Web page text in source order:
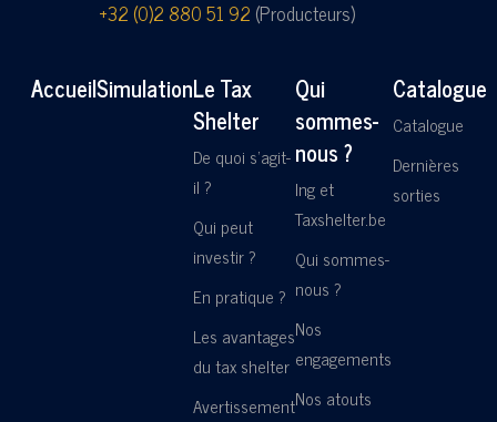
+32 (0)2 880 51 92 (Producteurs)
AccueilSimulationLe Tax
Shelter
De quoi s'agit-
il ?
Qui peut
investir ?
En pratique ?
Les avantages
du tax shelter
Avertissement
Qui
sommes-
nous ?
Ing et
Taxshelter.be
Qui sommes-
nous ?
Nos
engagements
Nos atouts
Catalogue
Catalogue
Dernières
sorties